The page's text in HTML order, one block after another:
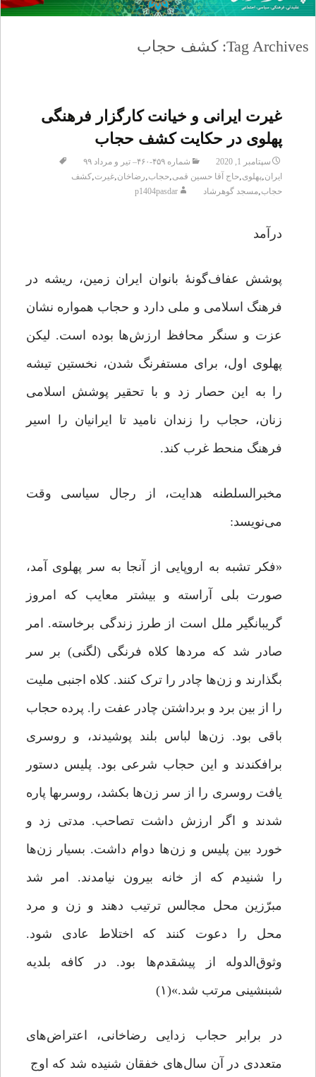
Tag Archives: کشف حجاب
غیرت ایرانی و خیانت کارگزار فرهنگی
پهلوی در حکایت کشف حجاب
سپتامبر 1, 2020
شماره ۴۵۹-۴۶۰– تیر و مرداد ۹۹
ایران,پهلوی,حاج آقا حسين قمی,حجاب,رضاخان,غیرت,کشف
حجاب,مسجد گوهرشاد p1404pasdar
درآمد
پوشش عفاف‌گونۀ بانوان ایران زمین، ریشه در
فرهنگ اسلامی و ملی دارد و حجاب همواره نشان
عزت و سنگر محافظ ارزش‌ها بوده است. لیکن
پهلوی اول، برای مستفرنگ شدن،‌ نخستین تیشه
را به این حصار زد و با تحقیر پوشش اسلامی
زنان،‌ حجاب را زندان نامید تا ایرانیان را اسیر
فرهنگ منحط غرب کند.
مخبرالسلطنه هدایت، از رجال سیاسی وقت
می‌نویسد:
«فکر تشبه به اروپایى از آنجا به سر پهلوى آمد،
صورت بلى آراسته و بیشتر معایب که امروز
گریبانگیر ملل است از طرز زندگى برخاسته. امر
صادر شد که مردها کلاه فرنگى (لگنى) بر سر
بگذارند و زن‌ها چادر را ترک کنند. کلاه اجنبى ملیت
را از بین برد و برداشتن چادر عفت را. پرده حجاب
باقى بود. زن‌ها لباس بلند پوشیدند، و روسرى
برافکندند و این حجاب شرعى بود. پلیس دستور
یافت روسرى را از سر زن‌ها بکشد، روسرى‏ها پاره
شدند و اگر ارزش داشت تصاحب. مدتى زد و
خورد بین پلیس و زن‌ها دوام داشت. بسیار زن‌ها
را شنیدم که از خانه بیرون نیامدند. امر شد
مبرّزین محل مجالس ترتیب دهند و زن و مرد
محل را دعوت کنند که اختلاط عادى شود.
وثوق‌الدوله از پیشقدم‌ها بود. در کافه بلدیه
شب‏نشینى مرتب شد.»(۱)
در برابر حجاب زدایی رضاخانی، اعتراض‌های
متعددی در آن سال‌های خفقان شنیده شد که اوج